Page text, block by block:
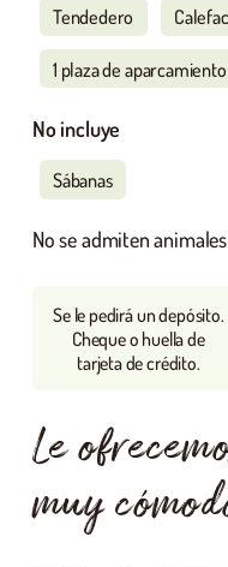
Le
muy
Tendedero
1 plaza de
No incluye
Sábanas
No se admiten
Se le pedirá un depósito.
Cheque o huella de
tarjeta de crédito.